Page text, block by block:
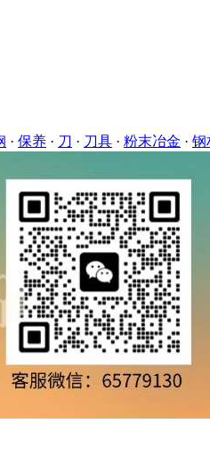
· 保养 · 刀 · 刀具 · 粉末冶金 · 钢